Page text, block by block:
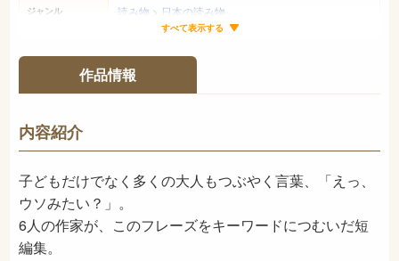
ジャンル 読み物 > 日本の読み物
190ページ
ISBN 978-4-03-539860-8
NDC
発売日 2022年2月
すべて表示する
作品情報
内容紹介
子どもだけでなく多くの大人もつぶやく言葉、「えっ、
ウソみたい？」。
6人の作家が、このフレーズをキーワードにつむいだ短
編集。